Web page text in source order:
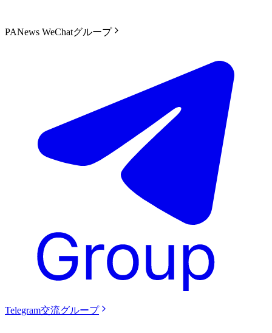
PANews WeChatグループ
Telegram交流グループ